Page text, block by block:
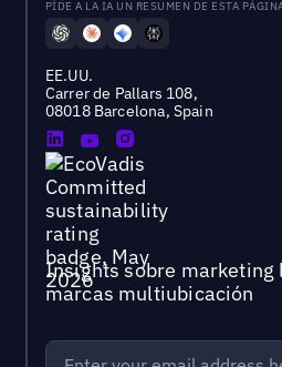
PÍDE A LA IA UN RESUMEN DE ESTA
EE.UU.
Carrer de Pallars 108,
08018 Barcelona, Spain
Insights sobre marketing
marcas multiubicación